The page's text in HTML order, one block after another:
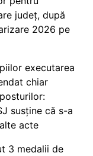
județ, după
2026 pe
executarea
chiar
susține că s-a
acte
3 medalii de